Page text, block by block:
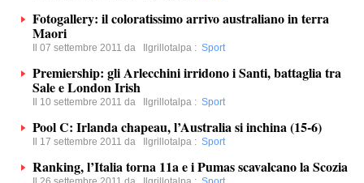
Fotogallery: il coloratissimo arrivo australiano in terra
Maori
Il 07 settembre 2011 da Ilgrillotalpa : Sport
Premiership: gli Arlecchini irridono i Santi, battaglia tra
Sale e London Irish
Il 10 settembre 2011 da Ilgrillotalpa : Sport
Pool C: Irlanda chapeau, l’Australia si inchina (15-6)
Il 17 settembre 2011 da Ilgrillotalpa : Sport
Ranking, l’Italia torna 11a e i Pumas scavalcano la Scozia